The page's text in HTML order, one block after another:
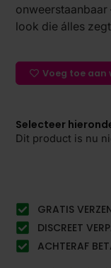
look die álles
Voeg toe aan
Selecteer
Dit product is nu
GRATIS
DISCREET
ACHTERAF